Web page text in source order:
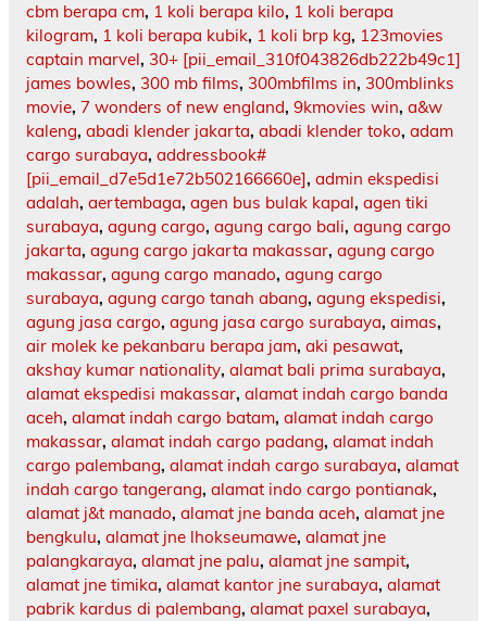
cbm berapa cm, 1 koli berapa kilo, 1 koli berapa
kilogram, 1 koli berapa kubik, 1 koli brp kg, 123movies
captain marvel, 30+ [pii_email_310f043826db222b49c1]
james bowles, 300 mb films, 300mbfilms in, 300mblinks
movie, 7 wonders of new england, 9kmovies win, a&w
kaleng, abadi klender jakarta, abadi klender toko, adam
cargo surabaya, addressbook#
[pii_email_d7e5d1e72b502166660e], admin ekspedisi
adalah, aertembaga, agen bus bulak kapal, agen tiki
surabaya, agung cargo, agung cargo bali, agung cargo
jakarta, agung cargo jakarta makassar, agung cargo
makassar, agung cargo manado, agung cargo
surabaya, agung cargo tanah abang, agung ekspedisi,
agung jasa cargo, agung jasa cargo surabaya, aimas,
air molek ke pekanbaru berapa jam, aki pesawat,
akshay kumar nationality, alamat bali prima surabaya,
alamat ekspedisi makassar, alamat indah cargo banda
aceh, alamat indah cargo batam, alamat indah cargo
makassar, alamat indah cargo padang, alamat indah
cargo palembang, alamat indah cargo surabaya, alamat
indah cargo tangerang, alamat indo cargo pontianak,
alamat j&t manado, alamat jne banda aceh, alamat jne
bengkulu, alamat jne lhokseumawe, alamat jne
palangkaraya, alamat jne palu, alamat jne sampit,
alamat jne timika, alamat kantor jne surabaya, alamat
pabrik kardus di palembang, alamat paxel surabaya,